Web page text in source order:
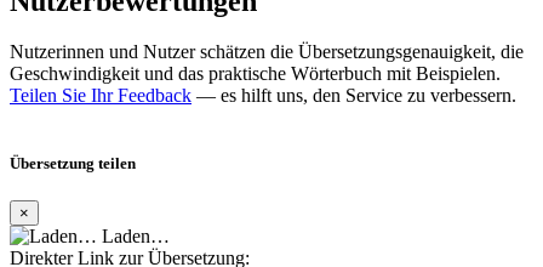
Nutzerinnen und Nutzer schätzen die Übersetzungsgenauigkeit, die
Geschwindigkeit und das praktische Wörterbuch mit Beispielen.
Teilen Sie Ihr Feedback — es hilft uns, den Service zu verbessern.
Übersetzung teilen
×
Laden…
Direkter Link zur Übersetzung: